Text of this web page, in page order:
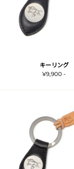
キーリング
¥9,900 -